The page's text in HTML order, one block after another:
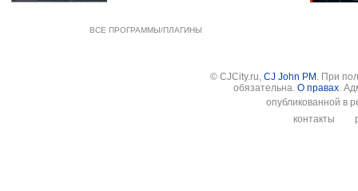
ВСЕ ПРОГРАММЫ/ПЛАГИНЫ
© CJCity.ru, CJ John PM . При
обязательна. О правах.
опубликованной в
контакты